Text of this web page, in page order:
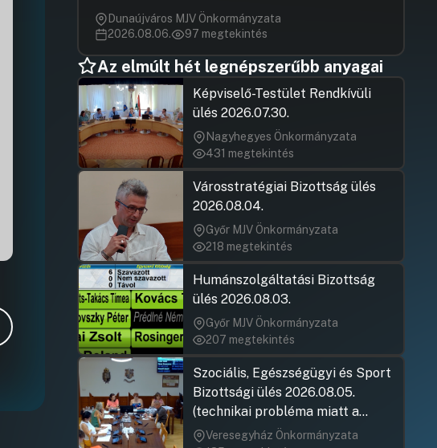
Dunaújváros MJV Önkormányzata
2026.08.06.
97 megtekintés
Az elmúlt hét legnépszerűbb anyagai
Képviselő-Testület Rendkívüli
ülés 2026.07.30.
Nagyhegyes Önkormányzata
431 megtekintés
Városstratégiai Bizottság ülés
2026.08.04.
Győr MJV Önkormányzata
218 megtekintés
Humánszolgáltatási Bizottság
ülés 2026.08.03.
Győr MJV Önkormányzata
207 megtekintés
Szociális, Egészségügyi és Sport
Bizottsági ülés 2026.08.05.
(technikai probléma miatt a
jegyzőkönyv elfogadása nem
Veresegyház Önkormányzata